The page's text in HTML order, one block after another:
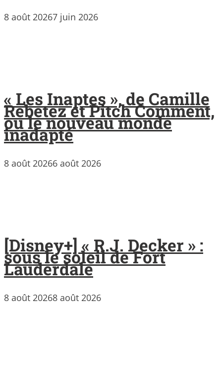
8 août 20267 juin 2026
« Les Inaptes », de Camille
Rebetez et Pitch Comment,
ou le nouveau monde
inadapté
8 août 20266 août 2026
[Disney+] « R.J. Decker » :
sous le soleil de Fort
Lauderdale
8 août 20268 août 2026